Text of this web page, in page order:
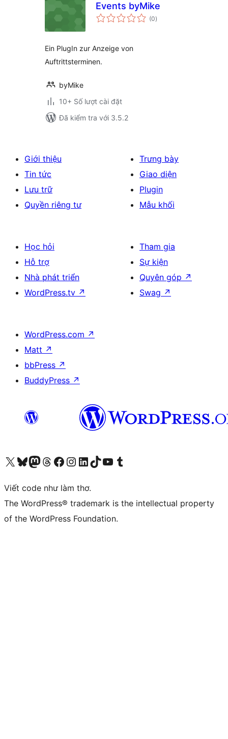
Events byMike
(0tổng
đánh
)
Ein PlugIn zur Anzeige von
Auftrittsterminen.
byMike
10+ Số lượt cài đặt
Đã kiểm tra với 3.5.2
Giới thiệu
Tin tức
Lưu trữ
Quyền riêng tư
Trưng bày
Giao diện
Plugin
Mẫu khối
Học hỏi
Hỗ trợ
Nhà phát triển
WordPress.tv ↗
Tham gia
Sự kiện
Quyên góp ↗
Swag ↗
WordPress.com ↗
Matt ↗
bbPress ↗
BuddyPress ↗
Truy cập tài khoản X (trước đây là Twitter) của chúng tôiVisit our Bluesky account
Visit our Mastodon account
Visit our Threads account
Xem trang Facebook của chúng tôiTruy cập tài khoản Instagram của chúng tôiTruy cập tài khoản LinkedIn của chúng tôiVisit our TikTok account
Truy cập kênh YouTube của chúng tôi Visit our Tumblr account
Viết code như làm thơ.
The WordPress® trademark is the intellectual property
of the WordPress Foundation.